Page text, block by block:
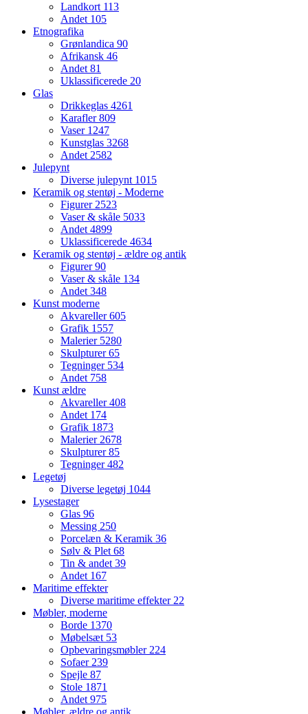
Landkort 113
Andet 105
Etnografika
Grønlandica 90
Afrikansk 46
Andet81
Uklassificerede 20
Glas
Drikkeglas 4261
Karafler809
Vaser 1247
Kunstglas 3268
Andet2582
Julepynt
Diverse julepynt 1015
Keramik og stentøj - Moderne
Figurer2523
Vaser & skåle 5033
Andet4899
Uklassificerede 4634
Keramik og stentøj - ældre og antik
Figurer90
Vaser & skåle 134
Andet348
Kunst moderne
Akvareller605
Grafik 1557
Malerier 5280
Skulpturer65
Tegninger 534
Andet 758
Kunst ældre
Akvareller408
Andet 174
Grafik 1873
Malerier2678
Skulpturer85
Tegninger482
Legetøj
Diverse legetøj 1044
Lysestager
Glas 96
Messing 250
Porcelæn & Keramik 36
Sølv & Plet68
Tin & andet39
Andet 167
Maritime effekter
Diverse maritime effekter22
Møbler, moderne
Borde 1370
Møbelsæt 53
Opbevaringsmøbler224
Sofaer239
Spejle 87
Stole 1871
Andet975